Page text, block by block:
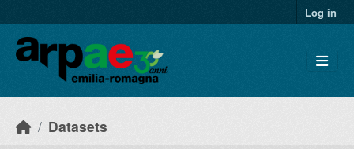
Log in
Datasets